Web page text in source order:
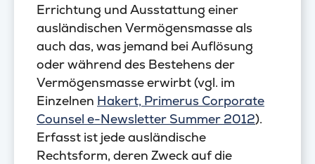
Errichtung und Ausstattung einer
ausländischen Vermögensmasse als
auch das, was jemand bei Auflösung
oder während des Bestehens der
Vermögensmasse erwirbt (vgl. im
Einzelnen Hakert, Primerus Corporate
Counsel e-Newsletter Summer 2012).
Erfasst ist jede ausländische
Rechtsform, deren Zweck auf die